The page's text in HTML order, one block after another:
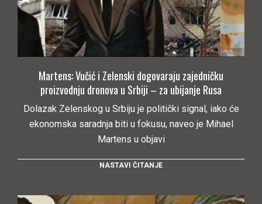
Martens: Vučić i Zelenski dogovaraju zajedničku
proizvodnju dronova u Srbiji – za ubijanje Rusa
Dolazak Zelenskog u Srbiju je politički signal, iako će
ekonomska saradnja biti u fokusu, naveo je Mihael
Martens u objavi
NASTAVI ČITANJE